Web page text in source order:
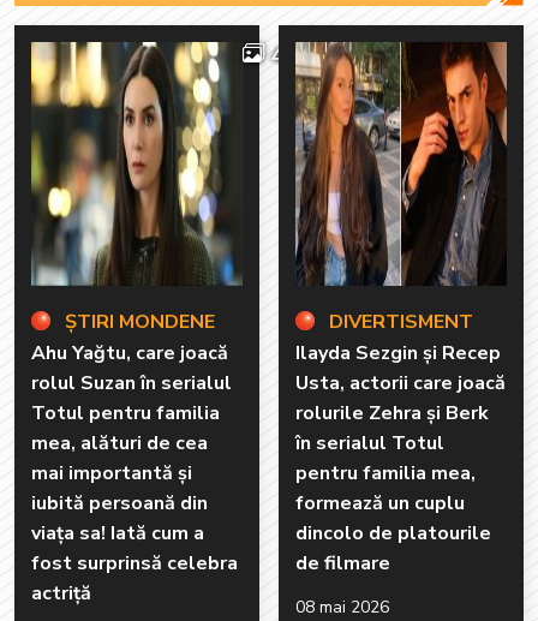
4
ȘTIRI MONDENE
Ahu Yağtu, care joacă
rolul Suzan în serialul
Totul pentru familia
mea, alături de cea
mai importantă și
iubită persoană din
viața sa! Iată cum a
fost surprinsă celebra
actriță
DIVERTISMENT
Ilayda Sezgin și Recep
Usta, actorii care joacă
rolurile Zehra și Berk
în serialul Totul
pentru familia mea,
formează un cuplu
dincolo de platourile
de filmare
08 mai 2026